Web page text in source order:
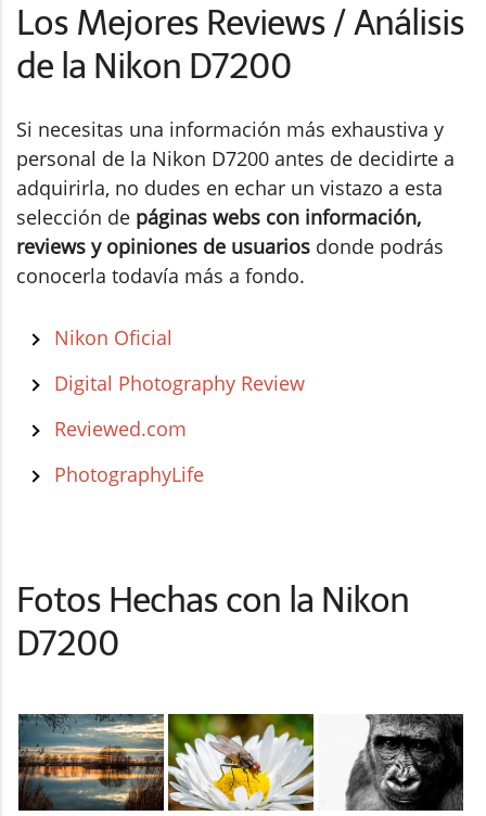
Los Mejores Reviews / Análisis
de la Nikon D7200
Si necesitas una información más exhaustiva y
personal de la Nikon D7200 antes de decidirte a
adquirirla, no dudes en echar un vistazo a esta
selección de páginas webs con información,
reviews y opiniones de usuarios donde podrás
conocerla todavía más a fondo.
Nikon Oficial
Digital Photography Review
Reviewed.com
PhotographyLife
Fotos Hechas con la Nikon
D7200